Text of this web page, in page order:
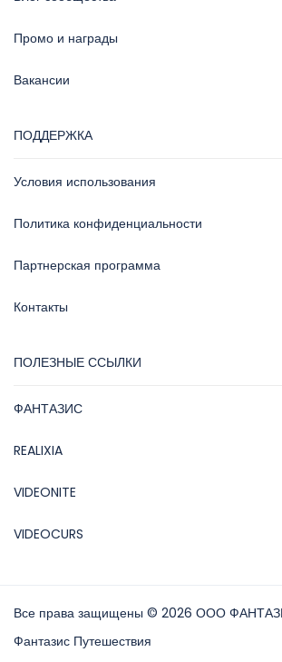
Промо и награды
Вакансии
ПОДДЕРЖКА
Условия использования
Политика конфиденциальности
Партнерская программа
Контакты
ПОЛЕЗНЫЕ ССЫЛКИ
ФАНТАЗИС
REALIXIA
VIDEONITE
VIDEOCURS
Все права защищены © 2026 ООО
Фантазис Путешествия